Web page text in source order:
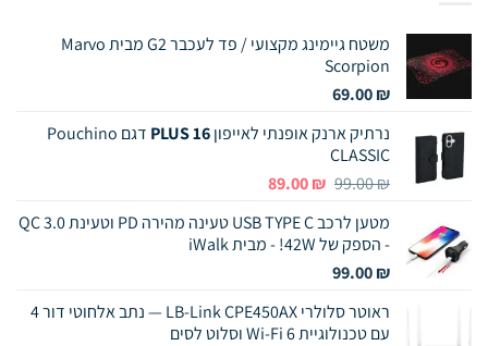
משטח גיימינג מקצועי / פד לעכבר G2 מבית Marvo
Scorpion
69.00₪
נרתיק ארנק אופנתי לאייפון16 PLUS
דגם Pouchino
CLASSIC
99.00₪
המחיר
היה:
99.00 ₪.
89.00₪
המחיר
הוא:
89.00 ₪.
מטען לרכב USB TYPE C טעינה מהירה PD וטעינת QC 3.0
- הספק של 42W! - מבית iWalk
99.00₪
ראוטר סלולרי LB-Link CPE450AX — נתב אלחוטי דור 4
עם טכנולוגיית Wi-Fi 6 וסלוט לסים